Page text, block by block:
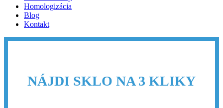
Homologizácia
Blog
Kontakt
NÁJDI SKLO NA 3 KLIKY